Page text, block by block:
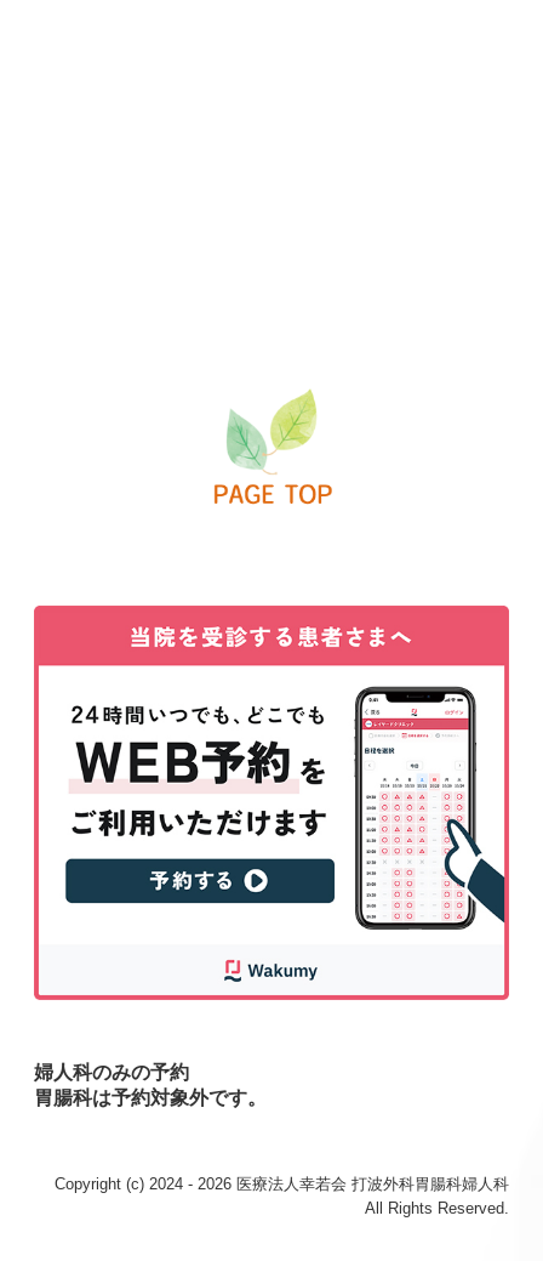
婦人科のみの予約
胃腸科は予約対象外です。
Copyright (c) 2024 - 2026 医療法人幸若会 打波外科胃腸科婦人科
All Rights Reserved.